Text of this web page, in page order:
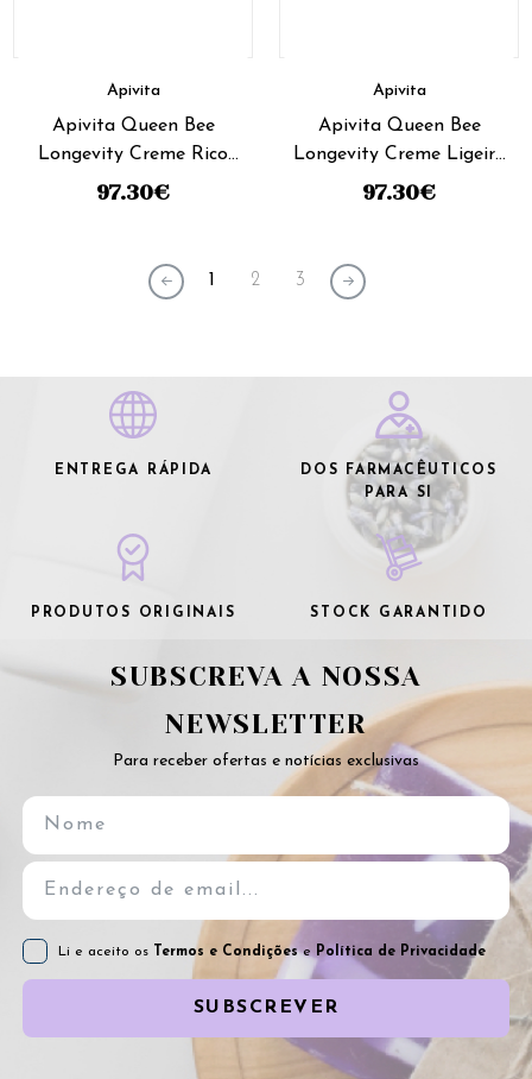
Apivita
Apivita Queen Bee
Longevity Creme Rico
50ml
97.30€
Apivita
Apivita Queen Bee
Longevity Creme Ligeiro
50ml
97.30€
1 2 3
ENTREGA RÁPIDA
DOS FARMACÊUTICOS
PARA SI
PRODUTOS ORIGINAIS STOCK GARANTIDO
SUBSCREVA A NOSSA
NEWSLETTER
Para receber ofertas e notícias exclusivas
Li e aceito os Termos e Condiçõese Política de Privacidade
SUBSCREVER